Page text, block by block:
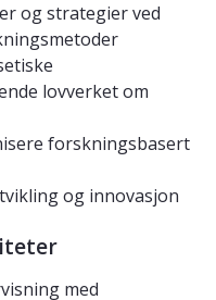
og strategier ved
lovverket om
forskningsbasert
og innovasjon
med